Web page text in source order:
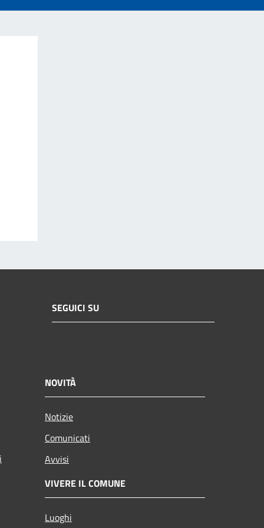
SEGUICI SU
NOVITÀ
Notizie
Comunicati
Avvisi
VIVERE IL COMUNE
Luoghi